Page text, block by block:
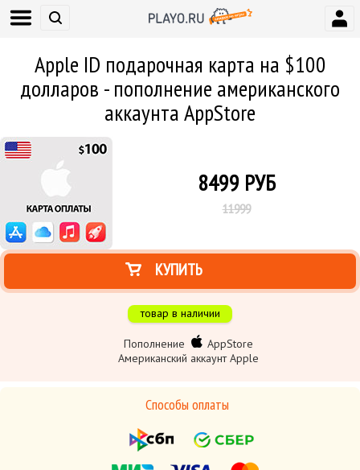
Apple ID подарочная карта на $100
долларов - пополнение американского
аккаунта AppStore
8499РУБ
11999
КУПИТЬ
товар в наличии
Пополнение
AppStore
Американский аккаунт Apple
Способы оплаты